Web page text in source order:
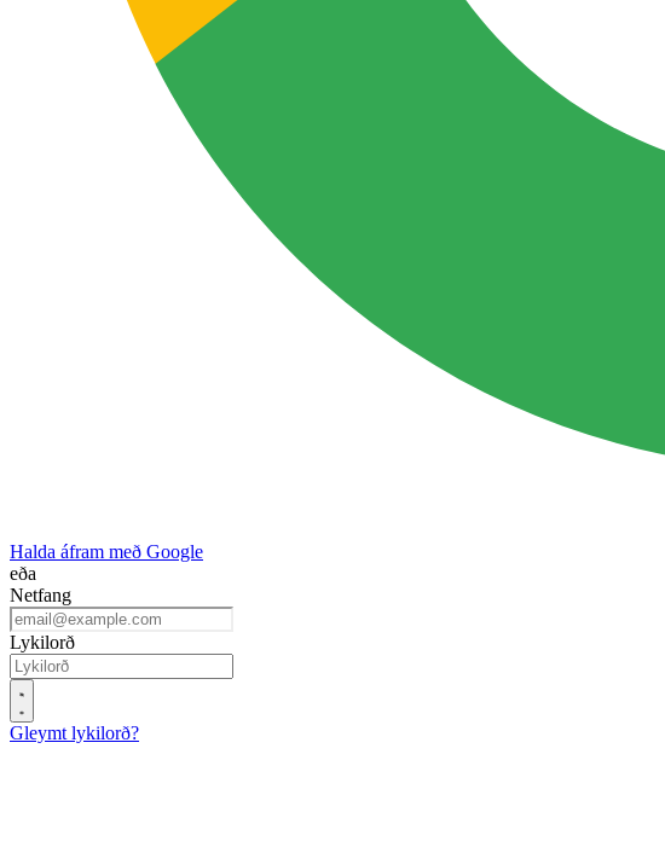
Halda áfram með Google
eða
Netfang
Lykilorð
Gleymt lykilorð?